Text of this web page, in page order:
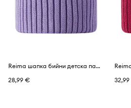
Reima шапка бийни детска памучна Hattara
28,99 €